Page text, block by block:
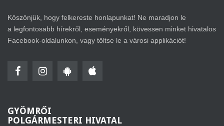
Köszönjük, hogy felkereste honlapunkat! Ne maradjon le
a legfontosabb hírekről, eseményekről, kövessen minket hivatalos
Facebook-oldalunkon, vagy töltse le a városi applikációt!
GYÖMRŐI
POLGÁRMESTERI HIVATAL